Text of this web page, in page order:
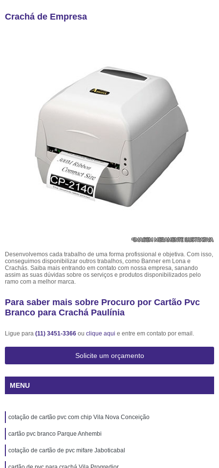
Crachá de Empresa
Desenvolvemos cada trabalho de uma forma profissional e objetiva. Com isso,
conseguimos disponibilizar outros trabalhos, como Banner em Lona e
Crachás. Saiba mais entrando em contato com nossa empresa, sanando
assim as suas dúvidas sobre os serviços e produtos disponibilizados pelo
ramo com a melhor marca.
Para saber mais sobre Procuro por Cartão Pvc
Branco para Crachá Paulínia
Ligue para (11) 3451-3366 ou clique aqui e entre em contato por email.
Solicite um orçamento
MENU
cotação de cartão pvc com chip Vila Nova Conceição
cartão pvc branco Parque Anhembi
cotação de cartão de pvc mifare Jaboticabal